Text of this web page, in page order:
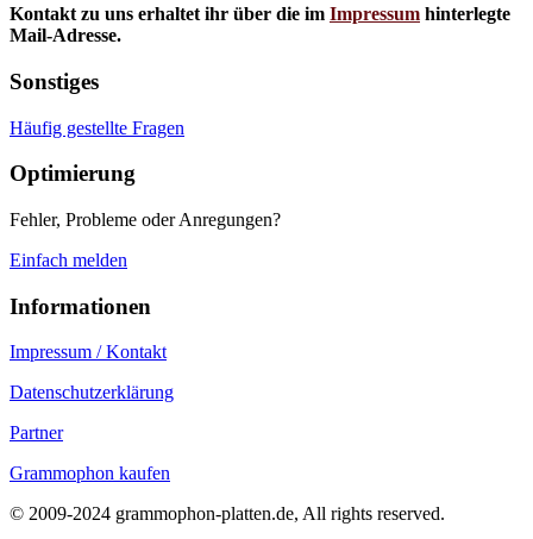
Kontakt zu uns erhaltet ihr über die im Impressum hinterlegte
Mail-Adresse.
Sonstiges
Häufig gestellte Fragen
Optimierung
Fehler, Probleme oder Anregungen?
Einfach melden
Informationen
Impressum / Kontakt
Datenschutzerklärung
Partner
Grammophon kaufen
© 2009-2024 grammophon-platten.de, All rights reserved.